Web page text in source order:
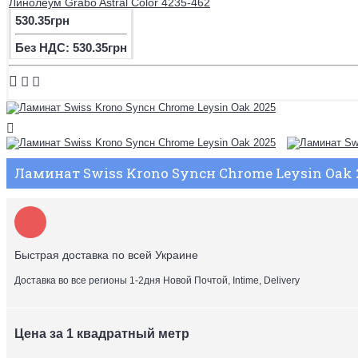
530.35грн
Без НДС: 530.35грн
Ламинат Swiss Krono Syncн Chrome Leysin Oak
Быстрая доставка по всей Украине
Доставка во все регионы 1-2дня Новой Почтой, Intime, Delivery
Цена за 1 квадратный метр